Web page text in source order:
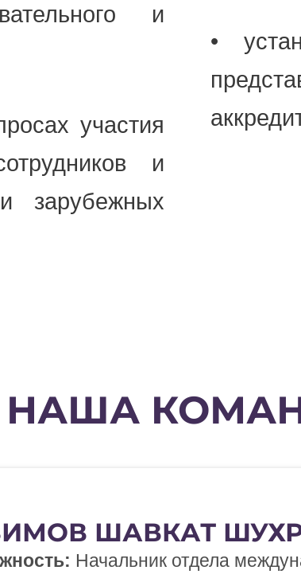
и
участия
и
зарубежных
•
НАША
ШАВКАТ
Начальник отдела